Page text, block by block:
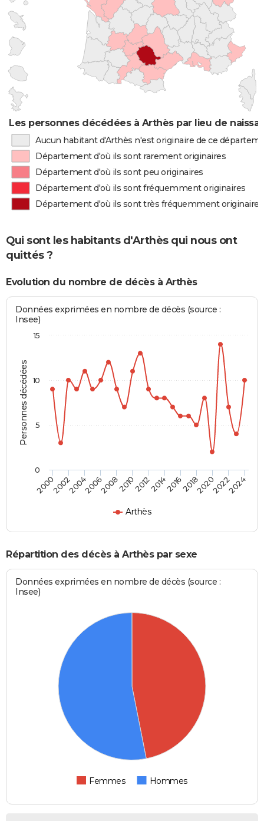
Les personnes décédées à Arthès par lieu de
Aucun habitant d'Arthès n'est originaire de ce
Département d'où ils sont rarement originaires
Département d'où ils sont peu originaires
Département d'où ils sont fréquemment originaires
Département d'où ils sont très fréquemment originaires
Qui sont les habitants d'Arthès qui nous ont
quittés ?
Evolution du nombre de décès à Arthès
Personnes décédées
Données exprimées en nombre de décès (source :
Insee)
Arthès
2000200220042006200820102012201420162018202020222024
0
5
10
15
Répartition des décès à Arthès par sexe
Données exprimées en nombre de décès (source :
Insee)
Femmes Hommes